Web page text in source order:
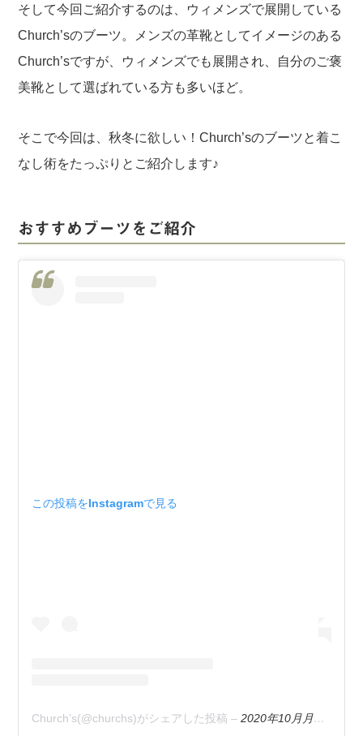
そして今回ご紹介するのは、ウィメンズで展開している
Church’sのブーツ。メンズの革靴としてイメージのある
Church’sですが、ウィメンズでも展開され、自分のご褒
美靴として選ばれている方も多いほど。
そこで今回は、秋冬に欲しい！Church’sのブーツと着こ
なし術をたっぷりとご紹介します♪
おすすめブーツをご紹介
この投稿をInstagramで見る
Church’s(@churchs)がシェアした投稿 –2020年10月月22日午前10時55分PDT